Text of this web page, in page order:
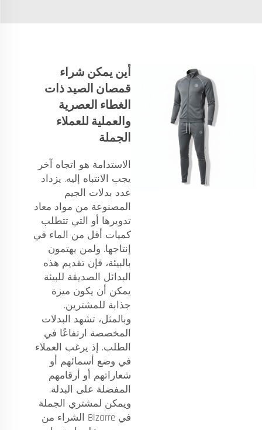
أين يمكن شراء
قمصان الصيد ذات
الغطاء العصرية
والعملية للعملاء
الجملة
الاستدامة هو اتجاه آخر
يجب الانتباه إليه. يزداد
عدد بدلات الجيم
المصنوعة من مواد معاد
تدويرها أو التي تتطلب
كميات أقل من الماء في
إنتاجها. ولمن يهتمون
بالبيئة، فإن تقديم هذه
البدائل الصديقة للبيئة
يمكن أن يكون ميزة
جذابة للمشترين.
وبالمثل، تشهد البدلات
المخصصة ارتفاعًا في
الطلب. إذ يرغب العملاء
في وضع أسمائهم أو
شعاراتهم أو أرقامهم
المفضلة على البدلة.
ويمكن لمشتري الجملة
في Bizarre الشراء من